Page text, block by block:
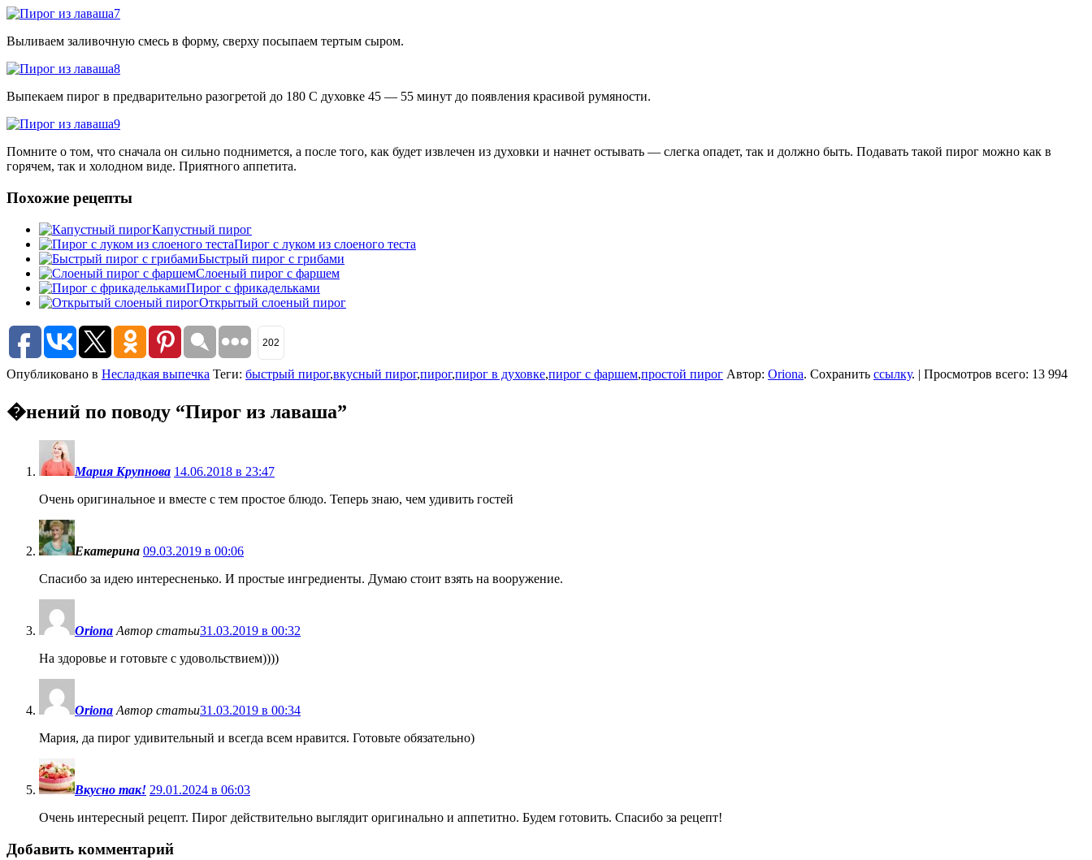
Выливаем заливочную смесь в форму, сверху посыпаем тертым сыром.
Выпекаем пирог в предварительно разогретой до 180 С духовке 45 — 55 минут до появления красивой румяности.
Помните о том, что сначала он сильно поднимется, а после того, как будет извлечен из духовки и начнет остывать — слегка опадет, так и должно быть. Подавать такой пирог можно как в
горячем, так и холодном виде. Приятного аппетита.
Похожие рецепты
Капустный пирог
Пирог с луком из слоеного теста
Быстрый пирог с грибами
Слоеный пирог с фаршем
Пирог с фрикадельками
Открытый слоеный пирог
202
Опубликовано в Несладкая выпечка Теги: быстрый пирог,вкусный пирог,пирог,пирог в духовке,пирог с фаршем,простой пирог Автор: Oriona. Сохранить ссылку. | Просмотров всего: 13 994
�нений по поводу “Пирог из лаваша”
Мария Крупнова 14.06.2018 в 23:47
Очень оригинальное и вместе с тем простое блюдо. Теперь знаю, чем удивить гостей
Екатерина 09.03.2019 в 00:06
Спасибо за идею интересненько. И простые ингредиенты. Думаю стоит взять на вооружение.
Oriona Автор статьи31.03.2019 в 00:32
На здоровье и готовьте с удовольствием))))
Oriona Автор статьи31.03.2019 в 00:34
Мария, да пирог удивительный и всегда всем нравится. Готовьте обязательно)
Вкусно так! 29.01.2024 в 06:03
Очень интересный рецепт. Пирог действительно выглядит оригинально и аппетитно. Будем готовить. Спасибо за рецепт!
Добавить комментарий